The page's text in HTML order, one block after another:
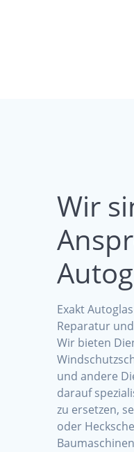
Wir
Exakt
Reparatur
Wir bieten
und andere
darauf
zu ersetzen,
oder